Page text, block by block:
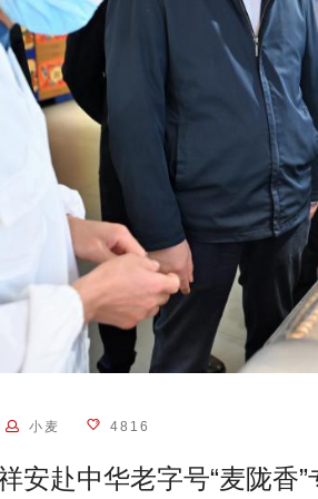
小麦 4816
安赴中华老字号“麦陇香”